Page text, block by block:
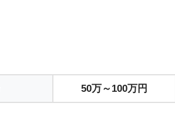
50万～100万円